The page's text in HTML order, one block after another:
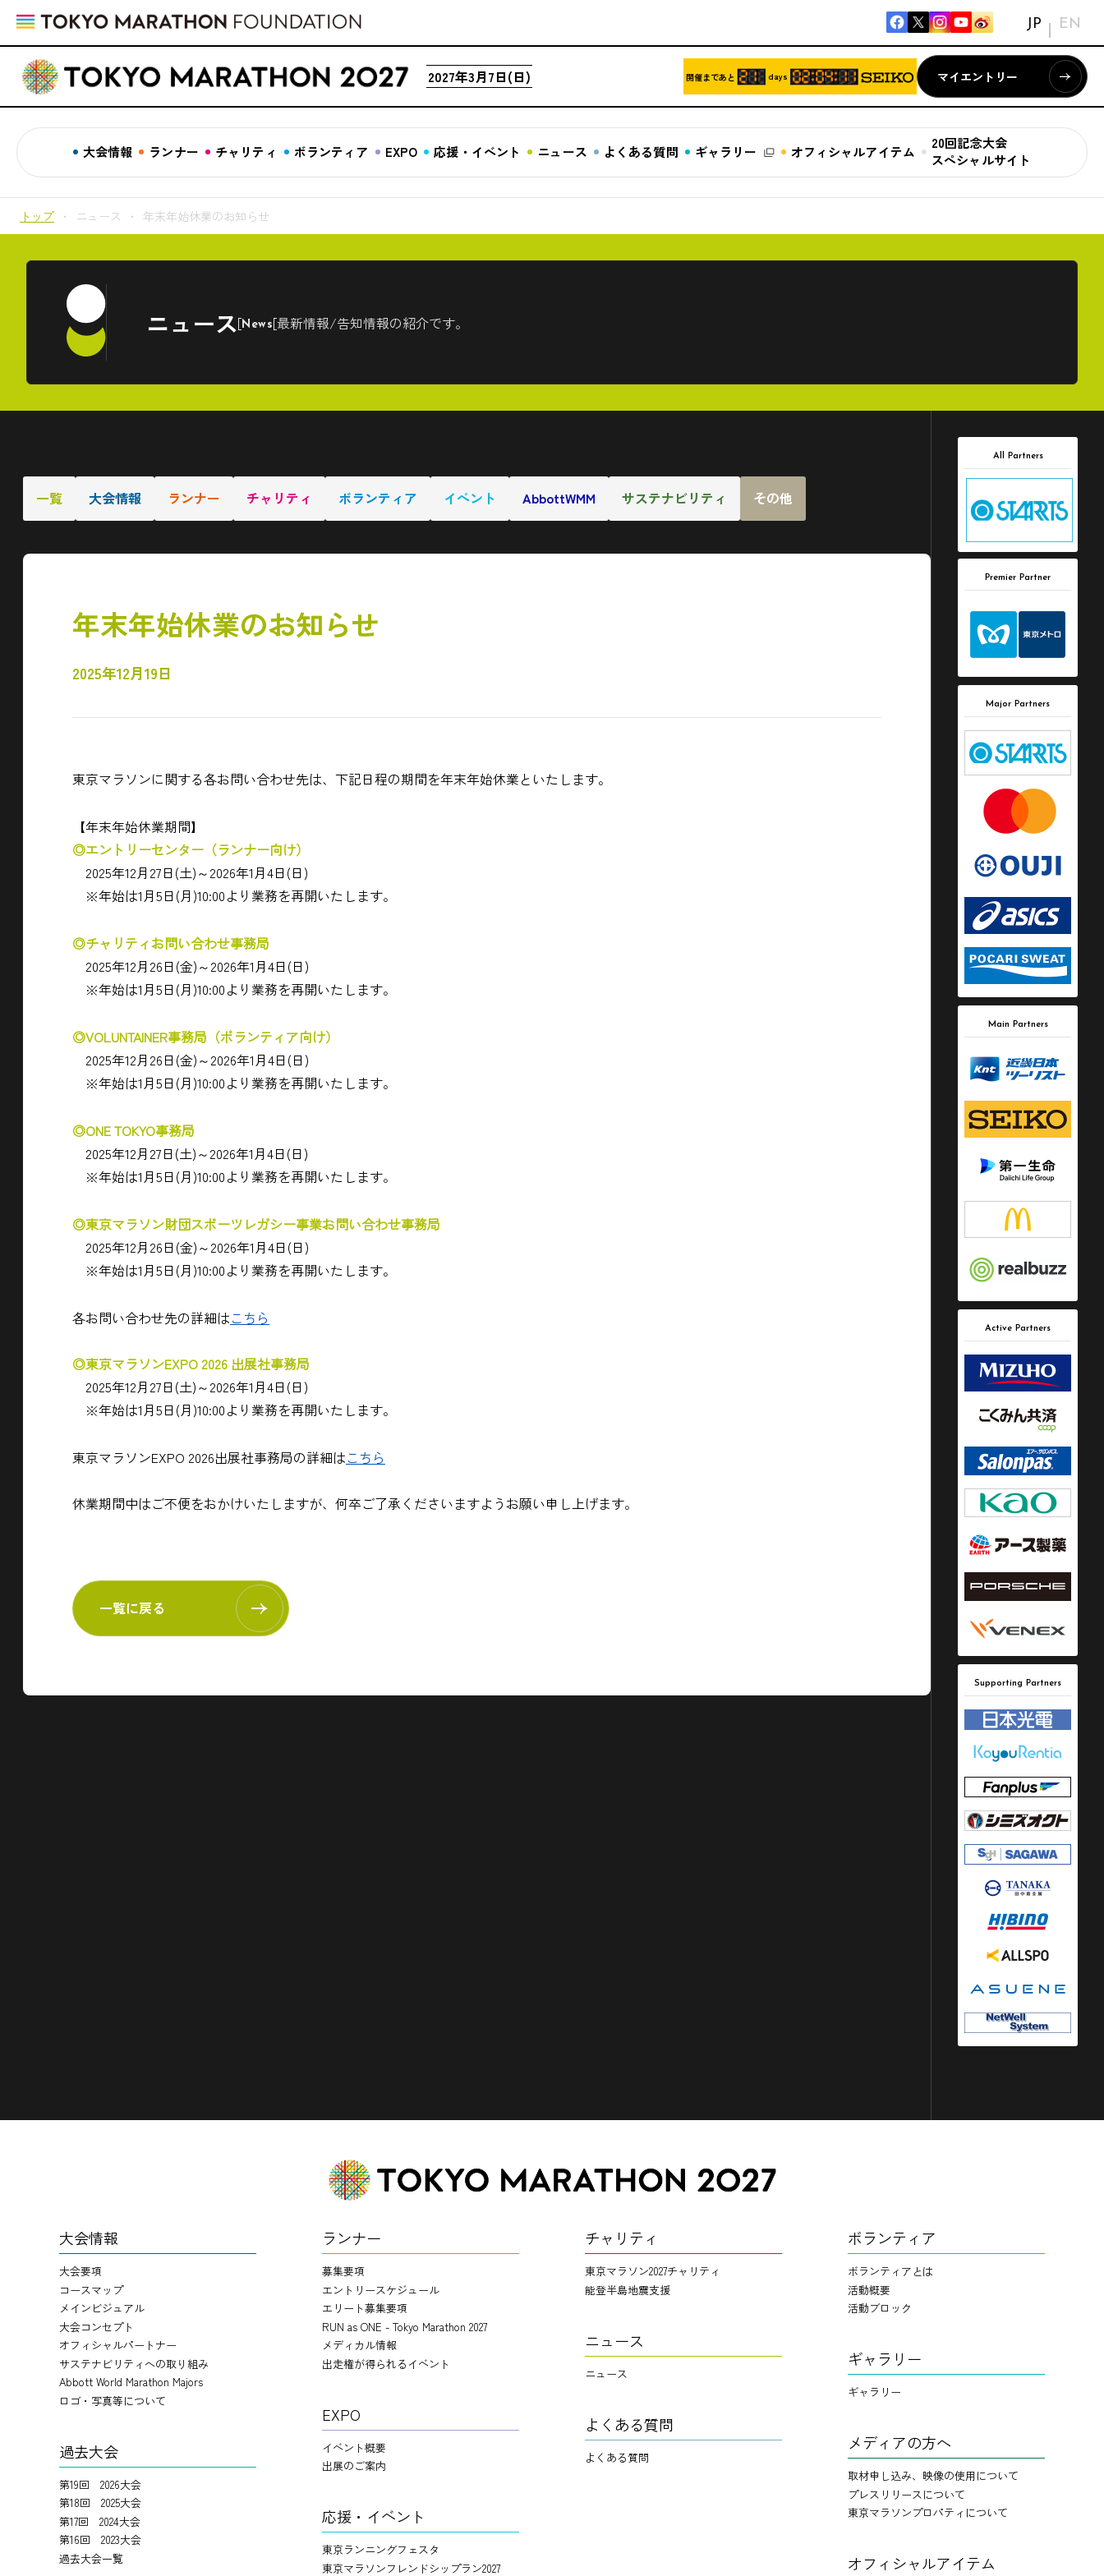
JP EN
2027年3月7日(日) 開催まであと days マイエントリー
大会情報 ランナー チャリティ ボランティア EXPO 応援・イベント ニュース よくある質問 ギャラリー オフィシャルアイテム
20回記念大会
スペシャルサイト
トップ ニュース 年末年始休業のお知らせ
ニュース News 最新情報/告知情報の紹介です。
一覧 大会情報 ランナー チャリティ ボランティア イベント AbbottWMM サステナビリティ その他
年末年始休業のお知らせ
2025年12月19日
東京マラソンに関する各お問い合わせ先は、下記日程の期間を年末年始休業といたします。
【年末年始休業期間】
◎エントリーセンター（ランナー向け）
2025年12月27日(土)～2026年1月4日(日)
※年始は1月5日(月)10:00より業務を再開いたします。
◎チャリティお問い合わせ事務局
2025年12月26日(金)～2026年1月4日(日)
※年始は1月5日(月)10:00より業務を再開いたします。
◎VOLUNTAINER事務局（ボランティア向け）
2025年12月26日(金)～2026年1月4日(日)
※年始は1月5日(月)10:00より業務を再開いたします。
◎ONE TOKYO事務局
2025年12月27日(土)～2026年1月4日(日)
※年始は1月5日(月)10:00より業務を再開いたします。
◎東京マラソン財団スポーツレガシー事業お問い合わせ事務局
2025年12月26日(金)～2026年1月4日(日)
※年始は1月5日(月)10:00より業務を再開いたします。
各お問い合わせ先の詳細はこちら
◎東京マラソンEXPO 2026 出展社事務局
2025年12月27日(土)～2026年1月4日(日)
※年始は1月5日(月)10:00より業務を再開いたします。
東京マラソンEXPO 2026出展社事務局の詳細はこちら
休業期間中はご不便をおかけいたしますが、何卒ご了承くださいますようお願い申し上げます。
一覧に戻る
All Partners
Premier Partner
Major Partners
Main Partners
Active Partners
Supporting Partners
大会情報
大会要項
コースマップ
メインビジュアル
大会コンセプト
オフィシャルパートナー
サステナビリティへの取り組み
Abbott World Marathon Majors
ロゴ・写真等について
過去大会
第19回 2026大会
第18回 2025大会
第17回 2024大会
第16回 2023大会
過去大会一覧
ランナー
募集要項
エントリースケジュール
エリート募集要項
RUN as ONE - Tokyo Marathon 2027
メディカル情報
出走権が得られるイベント
EXPO
イベント概要
出展のご案内
応援・イベント
東京ランニングフェスタ
東京マラソンフレンドシップラン2027
チャリティ
東京マラソン2027チャリティ
能登半島地震支援
ニュース
ニュース
よくある質問
よくある質問
ボランティア
ボランティアとは
活動概要
活動ブロック
ギャラリー
ギャラリー
メディアの方へ
取材申し込み、映像の使用について
プレスリリースについて
東京マラソンプロパティについて
オフィシャルアイテム